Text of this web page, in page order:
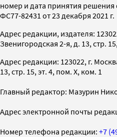
номер и дата принятия
ФС77-82431 от 23 декабря 2021 г.
Адрес редакции, издателя:
Звенигородская 2-я, д. 13, стр.
Адрес редакции: 123022, г.
13, стр. 15, эт. 4, пом. X, ком. 1
Главный редактор: Мазурин
Адрес электронной почты
Номер телефона редакции: +7